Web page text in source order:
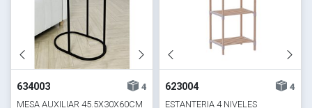
634003
4
MESA AUXILIAR 45.5X30X60CM
623004
4
ESTANTERIA 4 NIVELES